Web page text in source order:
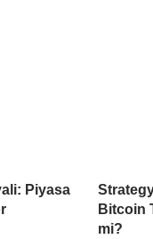
Piyasa
Bitcoin
mi?